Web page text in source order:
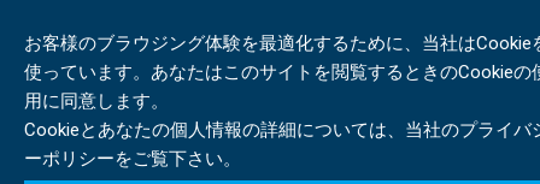
お客様のブラウジング体験を最適化するために、当社はCookie
使っています。あなたはこのサイトを閲覧するときのCookieの
用に同意します。
Cookieとあなたの個人情報の詳細については、当社のプライバ
ーポリシーをご覧下さい。